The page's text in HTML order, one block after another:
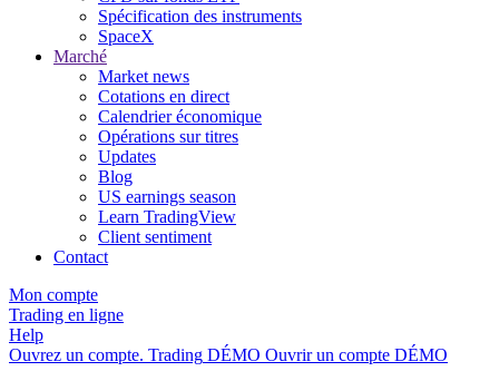
Spécification des instruments
SpaceX
Marché
Market news
Cotations en direct
Calendrier économique
Opérations sur titres
Updates
Blog
US earnings season
Learn TradingView
Client sentiment
Contact
Mon compte
Trading en ligne
Help
Ouvrez un compte. Trading DÉMO Ouvrir un compte DÉMO